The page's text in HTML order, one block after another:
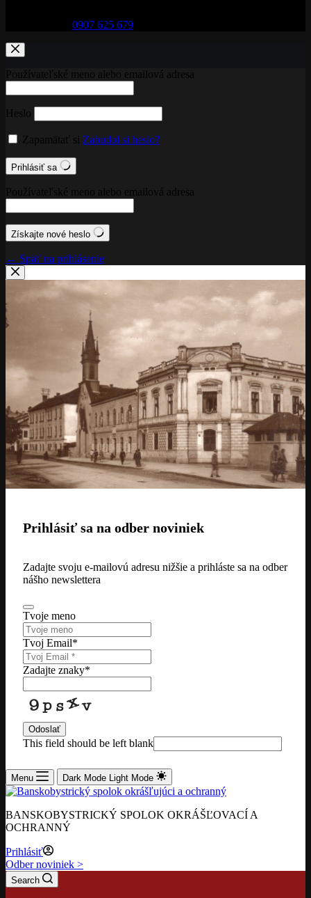
0907 625 679
Používateľské meno alebo emailová adresa
Heslo
Zapamätať si Zabudol si heslo?
Prihlásiť sa
Používateľské meno alebo emailová adresa
Získajte nové heslo
← Späť na prihlásenie
Prihlásiť sa na odber noviniek
Zadajte svoju e-mailovú adresu nižšie a prihláste sa na odber
nášho newslettera
Tvoje meno
Tvoj Email*
Zadajte znaky*
Odoslať
This field should be left blank
Menu Dark Mode Light Mode
BANSKOBYSTRICKÝ SPOLOK OKRÁŠĽOVACÍ A
OCHRANNÝ
Prihlásiť
Odber noviniek >
Search